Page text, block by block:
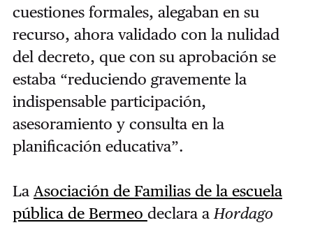
cuestiones formales, alegaban en su
recurso, ahora validado con la nulidad
del decreto, que con su aprobación se
estaba “reduciendo gravemente la
indispensable participación,
asesoramiento y consulta en la
planificación educativa”.
La Asociación de Familias de la escuela
pública de Bermeo declara aHordago